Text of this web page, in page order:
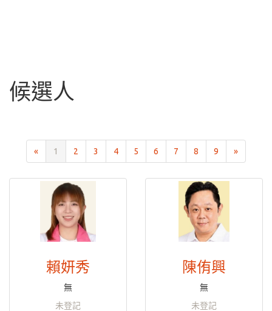
候選人
« 1 2 3 4 5 6 7 8 9 »
賴妍秀
無
未登記
陳侑興
無
未登記